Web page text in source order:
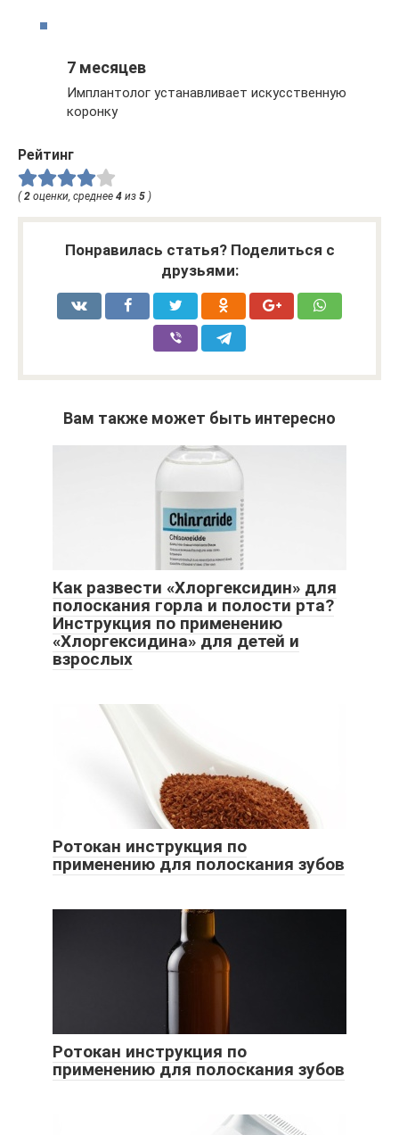
7 месяцев
Имплантолог устанавливает искусственную
коронку
Рейтинг
( 2 оценки, среднее 4 из 5 )
Понравилась статья? Поделиться с
друзьями:
Вам также может быть интересно
Как развести «Хлоргексидин» для
полоскания горла и полости рта?
Инструкция по применению
«Хлоргексидина» для детей и
взрослых
Ротокан инструкция по
применению для полоскания зубов
Ротокан инструкция по
применению для полоскания зубов